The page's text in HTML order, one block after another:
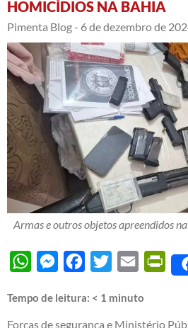
HOMICÍDIOS NA BAHIA
Pimenta Blog - 6 de dezembro de
Armas e outros objetos apreendidos
WhatsAppMessengerFacebook
Twitter Email
Tempo de leitura: < 1 minuto
Forças de segurança e Ministério